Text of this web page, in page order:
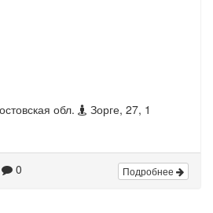
обл.
Зорге, 27, 1
0 Подробнее